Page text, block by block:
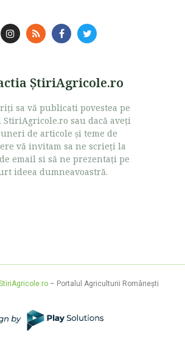
ŞtiriAgricole.ro
sa vă publicati povestea pe
sau dacă aveţi
de articole şi teme de
vă invitam sa ne scrieţi la
email si să ne prezentaţi pe
ideea dumneavoastră.
– Portalul Agriculturii Româneşti